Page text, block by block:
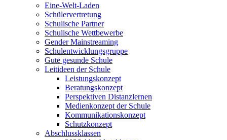
Eine-Welt-Laden
Schülervertretung
Schulische Partner
Schulische Wettbewerbe
Gender Mainstreaming
Schulentwicklungsgruppe
Gute gesunde Schule
Leitideen der Schule
Leistungskonzept
Beratungskonzept
Perspektiven Distanzlernen
Medienkonzept der Schule
Kommunikationskonzept
Schutzkonzept
Abschlussklassen